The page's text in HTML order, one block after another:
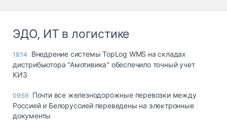
ЭДО, ИТ в логистике
18:14
Внедрение системы TopLog WMS на складах
дистрибьютора "Амотивика" обеспечило точный учет
КИЗ
09:59 Почти все железнодорожные перевозки между
Россией и Белоруссией переведены на электронные
документы